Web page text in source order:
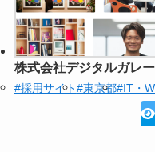
株式会社デジタルガレ
#採用サイト#東京都#IT・